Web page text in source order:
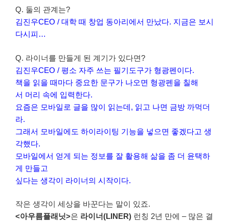
Q. 둘의 관계는?
김진우CEO / 대학 때 창업 동아리에서 만났다. 지금은 보시
다시피…
Q. 라이너를 만들게 된 계기가 있다면?
김진우CEO / 평소 자주 쓰는 필기도구가 형광펜이다.
책을 읽을 때마다 중요한 문구가 나오면 형광펜을 칠해
서 머리 속에 입력한다.
요즘은 모바일로 글을 많이 읽는데, 읽고 나면 금방 까먹더
라.
그래서 모바일에도 하이라이팅 기능을 넣으면 좋겠다고 생
각했다.
모바일에서 얻게 되는 정보를 잘 활용해 삶을 좀 더 윤택하
게 만들고
싶다는 생각이 라이너의 시작이다.
작은 생각이 세상을 바꾼다는 말이 있죠.
<아우름플래닛>은 라이너(LINER) 런칭 2년 만에 – 많은 결